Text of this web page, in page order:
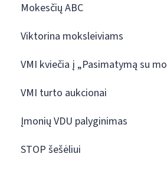
Mokesčių ABC
Viktorina moksleiviams
VMI kviečia į „Pasimatymą su
VMI turto aukcionai
Įmonių VDU palyginimas
STOP šešėliui